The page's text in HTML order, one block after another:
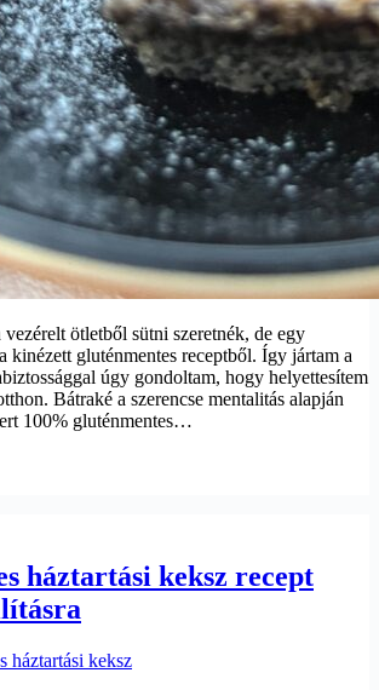
ötletből sütni szeretnék, de egy
kinézett gluténmentes receptből. Így jártam a
úgy gondoltam, hogy helyettesítem
Bátraké a szerencse mentalitás alapján
100% gluténmentes…
háztartási keksz recept